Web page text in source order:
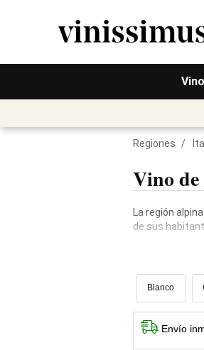
Regiones /
Vino
La región
de sus
Blanco
Envío